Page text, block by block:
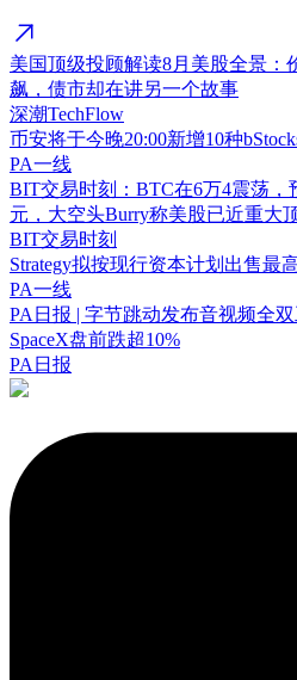
美国顶级投顾解读8月美股全景：
飙，债市却在讲另一个故事
深潮TechFlow
币安将于今晚20:00新增10种
PA一线
BIT交易时刻：BTC在6万4震荡，
元，大空头Burry称美股已近重大
BIT交易时刻
Strategy拟按现行资本计划出售最
PA一线
PA日报 | 字节跳动发布音视频全双
SpaceX盘前跌超10%
PA日报